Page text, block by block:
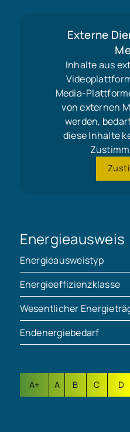
Externe
Inhalte aus
Media-
von externen
werden,
diese Inhalte
Energieausweis
Energieausweistyp
Energieeffizienzklasse
Wesentlicher
Endenergiebedarf
A+ A B C D